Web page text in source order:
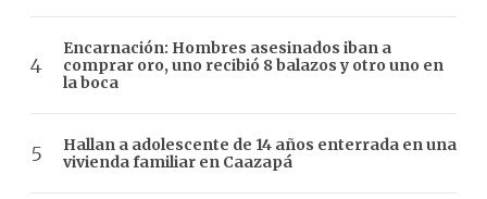
Encarnación: Hombres asesinados iban a
comprar oro, uno recibió 8 balazos y otro uno en
la boca
Hallan a adolescente de 14 años enterrada en una
vivienda familiar en Caazapá